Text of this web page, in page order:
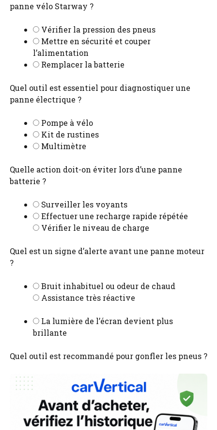
panne vélo Starway ?
Vérifier la pression des pneus
Mettre en sécurité et couper
l’alimentation
Remplacer la batterie
Quel outil est essentiel pour diagnostiquer une
panne électrique ?
Pompe à vélo
Kit de rustines
Multimètre
Quelle action doit-on éviter lors d’une panne
batterie ?
Surveiller les voyants
Effectuer une recharge rapide répétée
Vérifier le niveau de charge
Quel est un signe d’alerte avant une panne moteur
?
Bruit inhabituel ou odeur de chaud
Assistance très réactive
La lumière de l’écran devient plus
brillante
Quel outil est recommandé pour gonfler les pneus ?